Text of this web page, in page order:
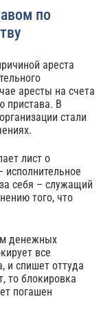
по
ареста
аресты на счета
пристава. В
стали
лист о
исполнительное
себя – служащий
того, что
денежных
все
и спишет оттуда
то блокировка
погашен